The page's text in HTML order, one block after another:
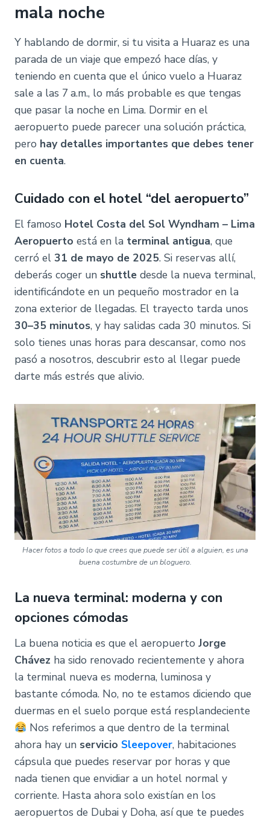
mala noche
Y hablando de dormir, si tu visita a Huaraz es una
parada de un viaje que empezó hace días, y
teniendo en cuenta que el único vuelo a Huaraz
sale a las 7 a.m., lo más probable es que tengas
que pasar la noche en Lima. Dormir en el
aeropuerto puede parecer una solución práctica,
pero hay detalles importantes que debes tener
en cuenta.
Cuidado con el hotel “del aeropuerto”
El famoso Hotel Costa del Sol Wyndham – Lima
Aeropuerto está en la terminal antigua, que
cerró el 31 de mayo de 2025. Si reservas allí,
deberás coger un shuttle desde la nueva terminal,
identificándote en un pequeño mostrador en la
zona exterior de llegadas. El trayecto tarda unos
30–35 minutos, y hay salidas cada 30 minutos. Si
solo tienes unas horas para descansar, como nos
pasó a nosotros, descubrir esto al llegar puede
darte más estrés que alivio.
Hacer fotos a todo lo que crees que puede ser útil a alguien, es una
buena costumbre de un bloguero.
La nueva terminal: moderna y con
opciones cómodas
La buena noticia es que el aeropuerto Jorge
Chávez ha sido renovado recientemente y ahora
la terminal nueva es moderna, luminosa y
bastante cómoda. No, no te estamos diciendo que
duermas en el suelo porque está resplandeciente
​ Nos referimos a que dentro de la terminal
ahora hay un servicio Sleepover, habitaciones
cápsula que puedes reservar por horas y que
nada tienen que envidiar a un hotel normal y
corriente. Hasta ahora solo existían en los
aeropuertos de Dubai y Doha, así que te puedes